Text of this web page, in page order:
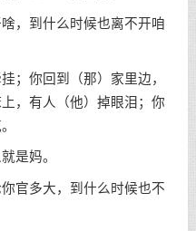
，到什么时候也离不开咱
；你回到（那）家里边，
，有人（他）掉眼泪；你
是妈。
官多大，到什么时候也不